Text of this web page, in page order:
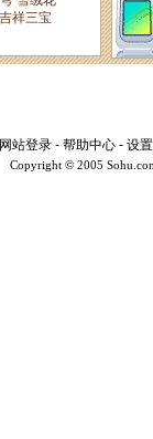
网站登录 - 帮助中心 - 设
Copyright © 2005